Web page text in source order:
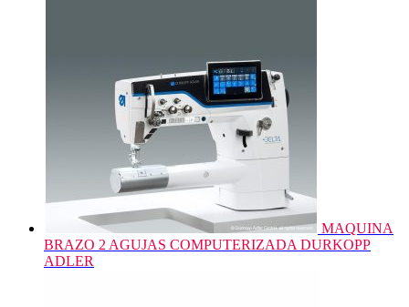
MAQUINA
BRAZO 2 AGUJAS COMPUTERIZADA DURKOPP
ADLER